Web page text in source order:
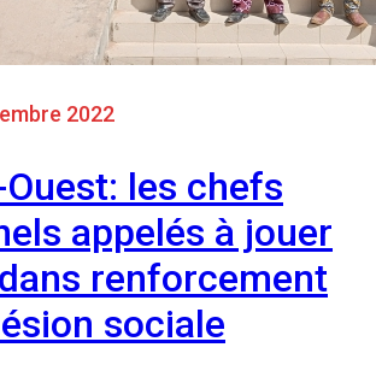
2022
les chefs
appelés à jouer
renforcement
sociale